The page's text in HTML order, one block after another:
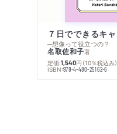
─想像って役立つの？
名取佐和子著
定価:1,540円 （10％税込み）
ISBN:978-4-480-25162-6